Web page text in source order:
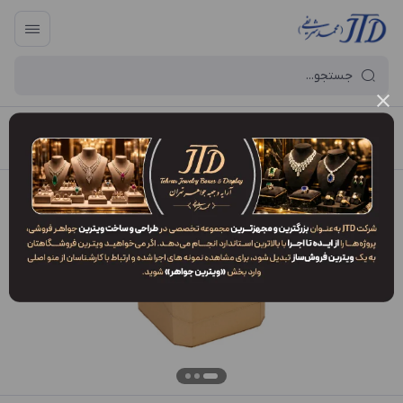
آرایه و جعبه جواهر تهران / فهرست محصولات / جعبه انگشتر زوج EO2 ZLJ3